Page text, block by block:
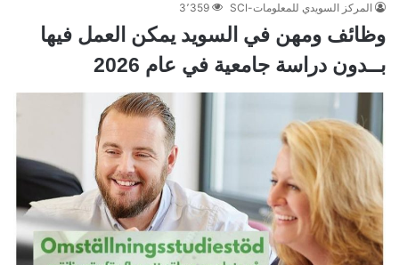
المركز السويدي للمعلومات-SCI 3٬359
وظائف ومهن في السويد يمكن العمل فيها
بــدون دراسة جامعية في عام 2026